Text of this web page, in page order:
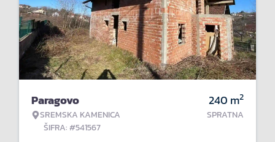
Paragovo
SREMSKA KAMENICA
ŠIFRA: #541567
240 m2
SPRATNA